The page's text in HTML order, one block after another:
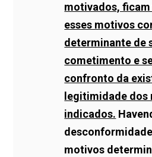
motivados,
esses motivos
determinante de
cometimento e
confronto da
legitimidade dos
indicados.
motivos